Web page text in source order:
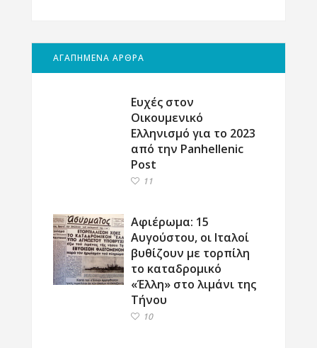
ΑΓΑΠΗΜΕΝΑ ΑΡΘΡΑ
Ευχές στον
Οικουμενικό
Ελληνισμό για το 2023
από την Panhellenic
Post
11
Αφιέρωμα: 15
Αυγούστου, οι Ιταλοί
βυθίζουν με τορπίλη
το καταδρομικό
«Έλλη» στο λιμάνι της
Τήνου
10